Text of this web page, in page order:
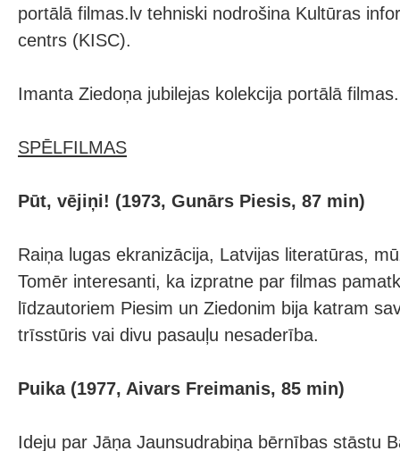
portālā filmas.lv tehniski nodrošina Kultūras
centrs (KISC).
Imanta Ziedoņa jubilejas kolekcija portālā
SPĒLFILMAS
Pūt, vējiņi! (1973, Gunārs Piesis, 87 min)
Raiņa lugas ekranizācija, Latvijas literatūras,
Tomēr interesanti, ka izpratne par filmas
līdzautoriem Piesim un Ziedonim bija katram
trīsstūris vai divu pasauļu nesaderība.
Puika (1977, Aivars Freimanis, 85 min)
Ideju par Jāņa Jaunsudrabiņa bērnības stāstu